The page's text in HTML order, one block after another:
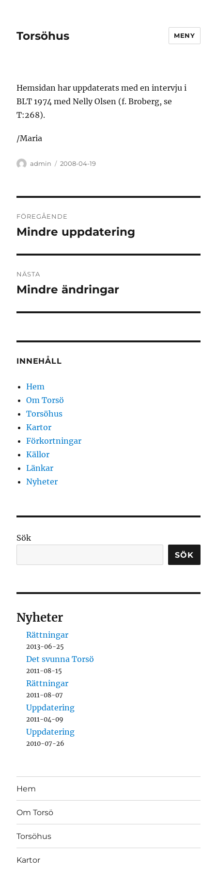
Torsöhus MENY
Hemsidan har uppdaterats med en intervju i
BLT 1974 med Nelly Olsen (f. Broberg, se
T:268).
/Maria
Författare
admin
Publicerat
2008-04-19
FÖREGÅENDE
Föregående
Mindre uppdatering
NÄSTA
Nästa
Mindre ändringar
INNEHÅLL
Hem
Om Torsö
Torsöhus
Kartor
Förkortningar
Källor
Länkar
Nyheter
Sök
SÖK
Nyheter
Rättningar
2013-06-25
Det svunna Torsö
2011-08-15
Rättningar
2011-08-07
Uppdatering
2011-04-09
Uppdatering
2010-07-26
Hem
Om Torsö
Torsöhus
Kartor